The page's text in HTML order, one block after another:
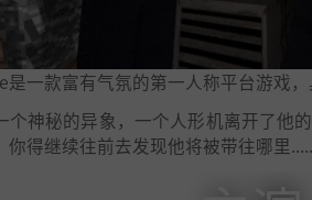
是一款富有气氛的第一人称平台游戏
个神秘的异象，一个人形机离开了他
你得继续往前去发现他将被带往哪里